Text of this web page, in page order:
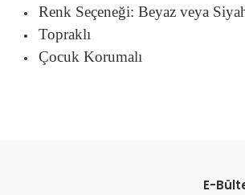
Renk Seçeneği: Beyaz veya
Topraklı
Çocuk Korumalı
Ürün resmi kalitesiz, bozuk veya
E-